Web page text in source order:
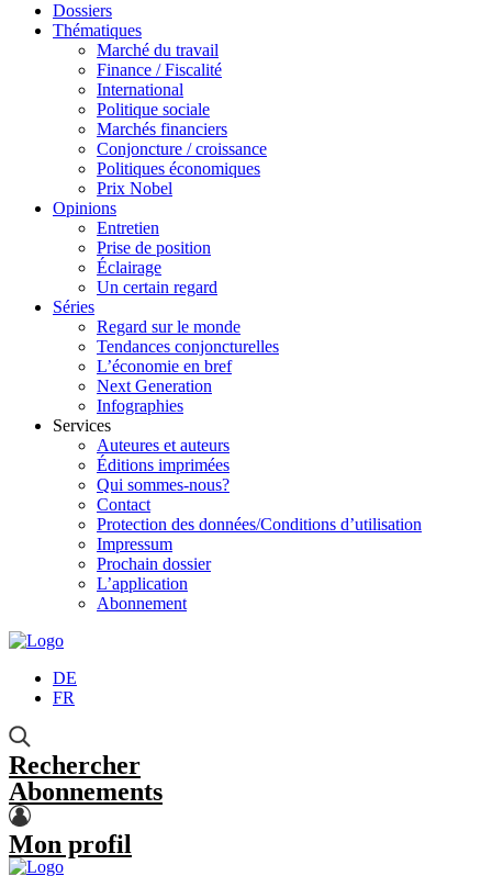
Dossiers
Thématiques
Marché du travail
Finance / Fiscalité
International
Politique sociale
Marchés financiers
Conjoncture / croissance
Politiques économiques
Prix Nobel
Opinions
Entretien
Prise de position
Éclairage
Un certain regard
Séries
Regard sur le monde
Tendances conjoncturelles
L’économie en bref
Next Generation
Infographies
Services
Auteures et auteurs
Éditions imprimées
Qui sommes-nous?
Contact
Protection des données/Conditions d’utilisation
Impressum
Prochain dossier
L’application
Abonnement
DE
FR
Rechercher
Abonnements
Mon profil